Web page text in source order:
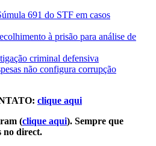
691 do STF em casos
à prisão para análise de
criminal defensiva
não configura corrupção
clique aqui
(clique aqui). Sempre que
no direct.